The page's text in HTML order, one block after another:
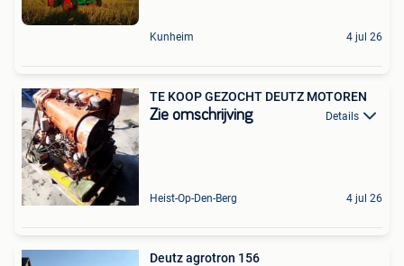
Kunheim 4 jul 26
TE KOOP GEZOCHT DEUTZ MOTOREN
Zie omschrijving Details
Heist-Op-Den-Berg 4 jul 26
Deutz agrotron 156